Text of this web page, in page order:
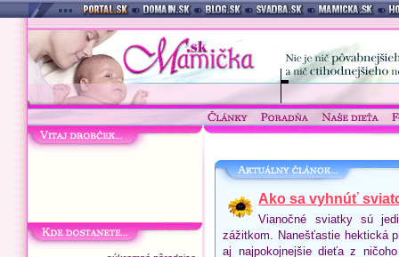
Ako sa vyhnúť
Vianočné sviatky sú
zážitkom. Nanešťastie hektická
aj najpokojnejšie dieťa z